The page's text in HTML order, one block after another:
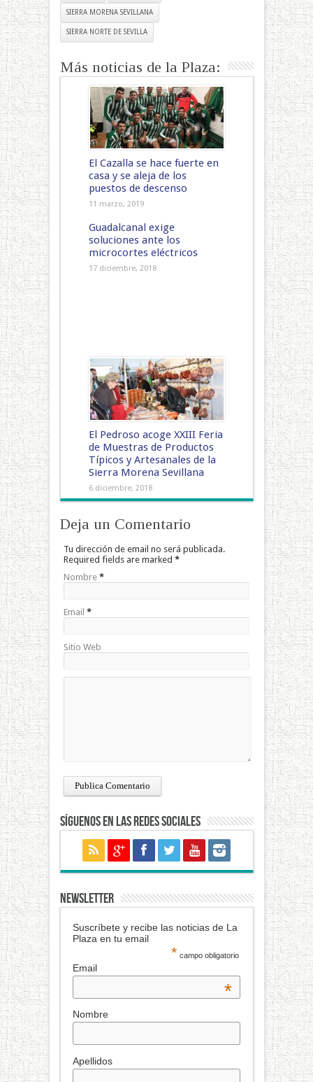
SIERRA MORENA SEVILLANA
SIERRA NORTE DE SEVILLA
Más noticias de la Plaza:
El Cazalla se hace fuerte en
casa y se aleja de los
puestos de descenso
11 marzo, 2019
Guadalcanal exige
soluciones ante los
microcortes eléctricos
17 diciembre, 2018
El Pedroso acoge XXIII Feria
de Muestras de Productos
Típicos y Artesanales de la
Sierra Morena Sevillana
6 diciembre, 2018
Deja un Comentario
Tu dirección de email no será publicada.
Required fields are marked *
Nombre *
Email *
Sitio Web
Síguenos en las redes sociales
NEWSLETTER
Suscríbete y recibe las noticias de La
Plaza en tu email
* campo obligatorio
Email
*
Nombre
Apellidos